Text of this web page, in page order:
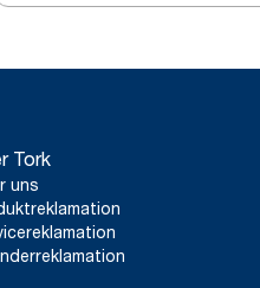
Tork
uns